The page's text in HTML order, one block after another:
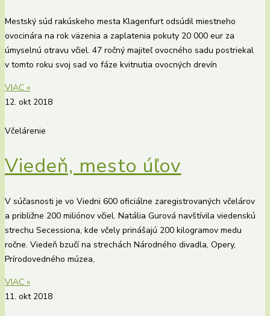
Mestský súd rakúskeho mesta Klagenfurt odsúdil miestneho
ovocinára na rok väzenia a zaplatenia pokuty 20 000 eur za
úmyselnú otravu včiel. 47 ročný majiteľ ovocného sadu postriekal
v tomto roku svoj sad vo fáze kvitnutia ovocných drevín
VIAC »
12. okt 2018
Včelárenie
Viedeň, mesto úľov
V súčasnosti je vo Viedni 600 oficiálne zaregistrovaných včelárov
a približne 200 miliónov včiel. Natália Gurová navštívila viedenskú
strechu Secessiona, kde včely prinášajú 200 kilogramov medu
ročne. Viedeň bzučí na strechách Národného divadla, Opery,
Prírodovedného múzea,
VIAC »
11. okt 2018